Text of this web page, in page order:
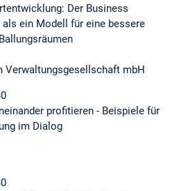
Der Business
ein Modell für eine bessere
Verwaltungsgesellschaft mbH
profitieren - Beispiele für
im Dialog